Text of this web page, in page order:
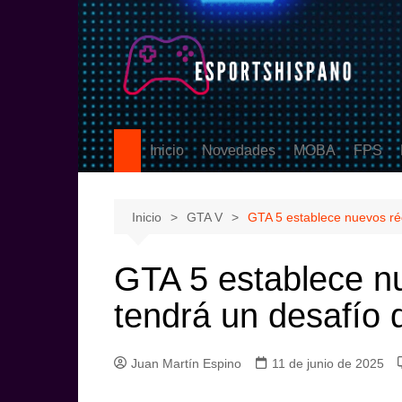
Inicio Novedades
eSports
MOBA
DOTA2
FPS
Inicio GTA V GTA 5 establece nuevos
GTA 5 establece
tendrá un desafío
Juan Martín Espino 11 de junio de 2025